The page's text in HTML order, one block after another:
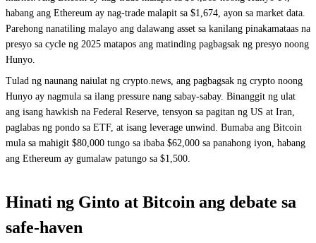
habang ang Ethereum ay nag-trade malapit sa $1,674, ayon sa market data.
Parehong nanatiling malayo ang dalawang asset sa kanilang pinakamataas na
presyo sa cycle ng 2025 matapos ang matinding pagbagsak ng presyo noong
Hunyo.
Tulad ng naunang naiulat ng crypto.news, ang pagbagsak ng crypto noong
Hunyo ay nagmula sa ilang pressure nang sabay-sabay. Binanggit ng ulat
ang isang hawkish na Federal Reserve, tensyon sa pagitan ng US at Iran,
paglabas ng pondo sa ETF, at isang leverage unwind. Bumaba ang Bitcoin
mula sa mahigit $80,000 tungo sa ibaba $62,000 sa panahong iyon, habang
ang Ethereum ay gumalaw patungo sa $1,500.
Hinati ng Ginto at Bitcoin ang debate sa
safe-haven